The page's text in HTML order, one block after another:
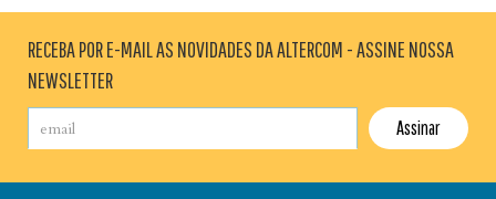
RECEBA POR E-MAIL AS NOVIDADES DA ALTERCOM - ASSINE NOSSA
NEWSLETTER